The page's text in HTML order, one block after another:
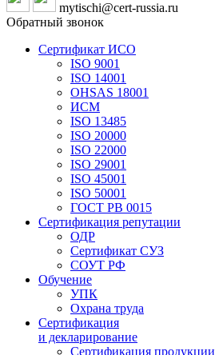
mytischi@cert-russia.ru
Обратный звонок
Сертификат ИСО
ISO 9001
ISO 14001
OHSAS 18001
ИСМ
ISO 13485
ISO 20000
ISO 22000
ISO 29001
ISO 45001
ISO 50001
ГОСТ РВ 0015
Сертификация репутации
ОДР
Сертификат СУЗ
СОУТ РФ
Обучение
УПК
Охрана труда
Сертификация
и декларирование
Сертификация продукции